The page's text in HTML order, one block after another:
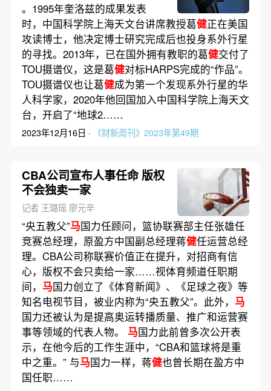
。1995年奎洛兹的成果发表
时，中国科学院上海天文台讲席教授葛健正在美国
攻读博士，他决定博士研究完成后也投身系外行星
的寻找。2013年，已在国外拥有教职的葛健交付了
TOU摄谱仪，这是葛健对标HARPS完成的“作品”。
TOU摄谱仪也让葛健成为第一个发现系外行星的华
人科学家，2020年他回国加入中国科学院上海天文
台，开启了“地球2……
2023年12月16日 · 《财新周刊》2023年第49期
CBA公司宣布人事任命 版权
不会独卖一家
记者 王璐瑶 廖元辛
“央五教父”马国力任顾问，篮协联赛部主任张雄任
竞赛总经理，原盈方中国副总经理蒋健任运营总经
理。CBA公司称联赛价值正在提升，对招商有信
心，版权不会只卖给一家……视体育频道任职期
间， 马国力创立了《体育新闻》、《足球之夜》等
知名电视节目，被业内称为“央五教父”。此外， 马
国力还被认为是提高奥运转播质量、推广和运营赛
事等领域的代表人物。 马国力此前曾多次公开表
示，在他今后的工作生涯中，“CBA和篮球将是重
中之重。” 与马国力一样，蒋健也曾长期在盈方中
国任职……